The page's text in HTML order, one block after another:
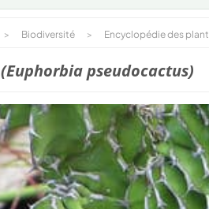
> Biodiversité > Encyclopédie des
(Euphorbia pseudocactus)